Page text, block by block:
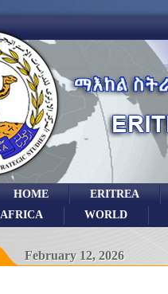
ERITREA
HOME
WORLD
AFRICA
February 12, 2026